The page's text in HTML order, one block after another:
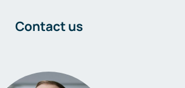
Contact us